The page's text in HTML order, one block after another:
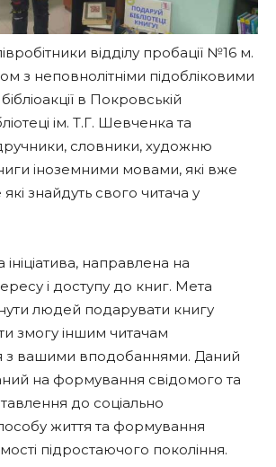
відділу пробації №16 м.
з неповнолітніми підобліковими
в Покровській
ім. Т.Г. Шевченка та
словники, художню
іноземними мовами, які вже
які знайдуть свого читача у
направлена на
і доступу до книг. Мета
людей подарувати книгу
змогу іншим читачам
з вашими вподобаннями. Даний
на формування свідомого та
до соціально
життя та формування
підростаючого покоління.